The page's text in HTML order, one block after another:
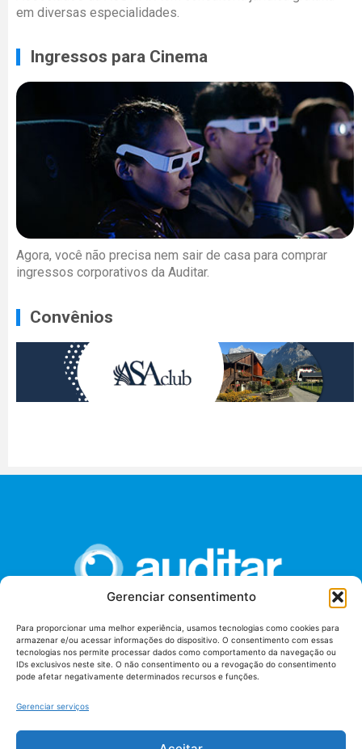
Gerenciar consentimento
Para proporcionar uma melhor experiência, usamos tecnologias como cookies para
armazenar e/ou acessar informações do dispositivo. O consentimento com essas
tecnologias nos permite processar dados como comportamento da navegação ou
IDs exclusivos neste site. O não consentimento ou a revogação do consentimento
pode afetar negativamente determinados recursos e funções.
Gerenciar serviços
em diversas especialidades.
Ingressos para Cinema
Agora, você não precisa nem sair de casa para comprar
ingressos corporativos da Auditar.
Convênios
União dos Auditores Federais de Controle Externo -
AUDITAR
Setor de Administração Federal Sul (SAF/Sul), Qd. 04, Lt. 01
Tribunal de Contas da União (TCU), Subsolo, Sala S04